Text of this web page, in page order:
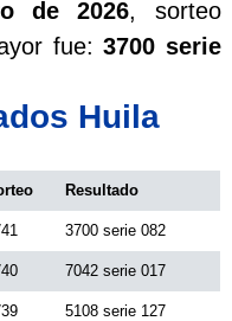
de 2026, sorteo
fue:3700 serie
Huila
Resultado
3700 serie 082
7042 serie 017
5108 serie 127